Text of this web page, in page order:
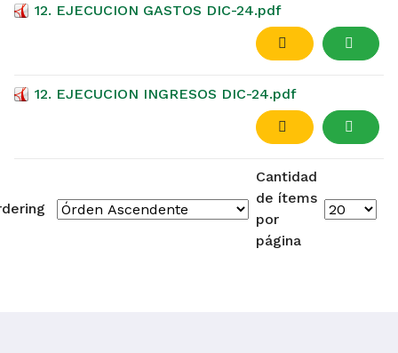
12. EJECUCION GASTOS DIC-24.pdf
12. EJECUCION INGRESOS DIC-24.pdf
Cantidad
de ítems
por
página